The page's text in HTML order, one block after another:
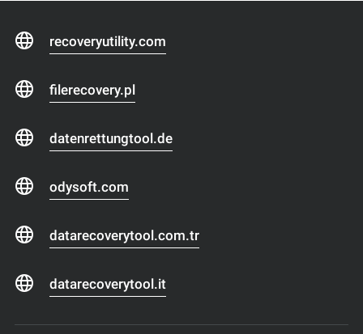
recoveryutility.com
filerecovery.pl
datenrettungtool.de
odysoft.com
datarecoverytool.com.tr
datarecoverytool.it